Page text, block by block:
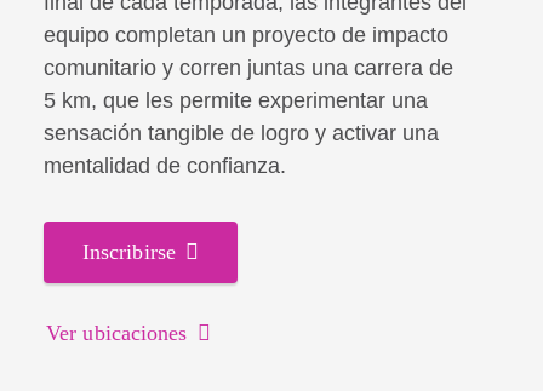
equipo completan un proyecto de impacto
comunitario y corren juntas una carrera de
5 km, que les permite experimentar una
sensación tangible de logro y activar una
mentalidad de confianza.
Inscribirse
Ver ubicaciones